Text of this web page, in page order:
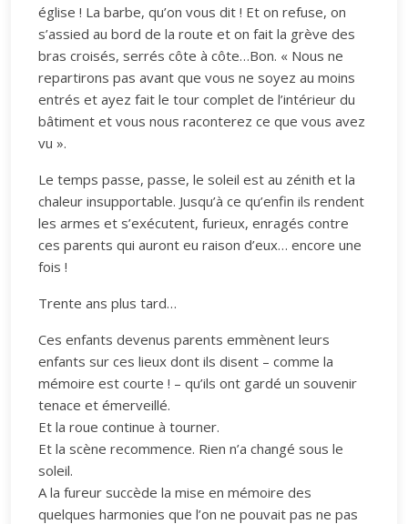
église ! La barbe, qu’on vous dit ! Et on refuse, on
s’assied au bord de la route et on fait la grève des
bras croisés, serrés côte à côte…Bon. « Nous ne
repartirons pas avant que vous ne soyez au moins
entrés et ayez fait le tour complet de l’intérieur du
bâtiment et vous nous raconterez ce que vous avez
vu ».
Le temps passe, passe, le soleil est au zénith et la
chaleur insupportable. Jusqu’à ce qu’enfin ils rendent
les armes et s’exécutent, furieux, enragés contre
ces parents qui auront eu raison d’eux… encore une
fois !
Trente ans plus tard…
Ces enfants devenus parents emmènent leurs
enfants sur ces lieux dont ils disent – comme la
mémoire est courte ! – qu’ils ont gardé un souvenir
tenace et émerveillé.
Et la roue continue à tourner.
Et la scène recommence. Rien n’a changé sous le
soleil.
A la fureur succède la mise en mémoire des
quelques harmonies que l’on ne pouvait pas ne pas